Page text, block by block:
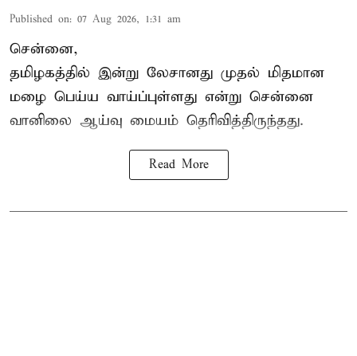
Published on: 07 Aug 2026, 1:31 am
சென்னை,
தமிழகத்தில் இன்று லேசானது முதல் மிதமான
மழை பெய்ய வாய்ப்புள்ளது என்று சென்னை
வானிலை ஆய்வு மையம் தெரிவித்திருந்தது.
Read More